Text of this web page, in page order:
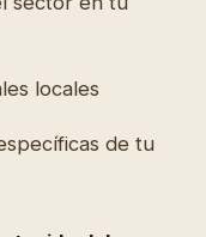
locales
de tu